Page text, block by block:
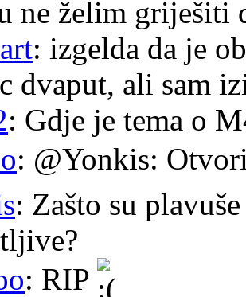
ne želim griješiti
: izgelda da je
dvaput, ali sam
: Gdje je tema o
: @Yonkis:
: Zašto su
: RIP